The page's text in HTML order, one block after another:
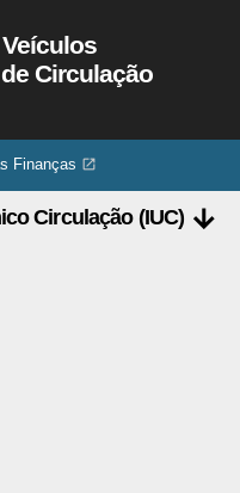
Circulação
Finanças 
Circulação (IUC) 